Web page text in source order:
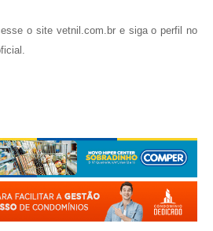
o site vetnil.com.br e siga o perfil no